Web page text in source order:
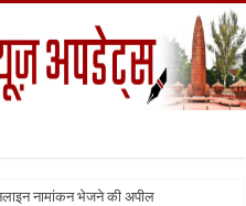
नामांकन भेजने की अपील